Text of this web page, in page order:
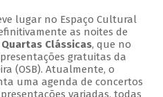
lugar no Espaço Cultural
as noites de
Quartas Clássicas, que no
gratuitas da
(OSB). Atualmente, o
uma agenda de concertos